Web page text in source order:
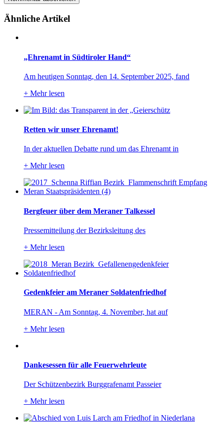
Ähnliche Artikel
„Ehrenamt in Südtiroler Hand“
Am heutigen Sonntag, den 14. September 2025, fand
+ Mehr lesen
Retten wir unser Ehrenamt!
In der aktuellen Debatte rund um das Ehrenamt in
+ Mehr lesen
Bergfeuer über dem Meraner Talkessel
Pressemitteilung der Bezirksleitung des
+ Mehr lesen
Gedenkfeier am Meraner Soldatenfriedhof
MERAN - Am Sonntag, 4. November, hat auf
+ Mehr lesen
Dankesessen für alle Feuerwehrleute
Der Schützenbezirk Burggrafenamt Passeier
+ Mehr lesen